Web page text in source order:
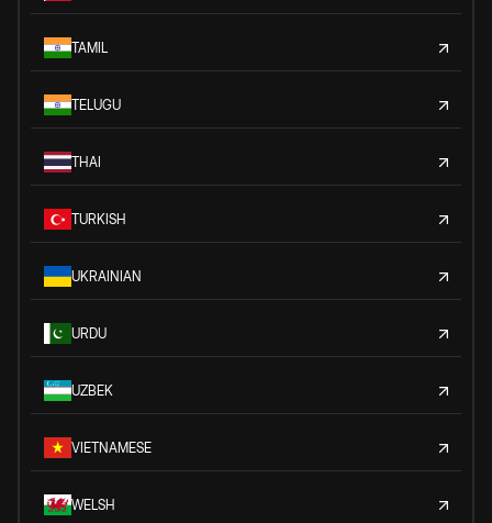
TAMIL
TELUGU
THAI
TURKISH
UKRAINIAN
URDU
UZBEK
VIETNAMESE
WELSH